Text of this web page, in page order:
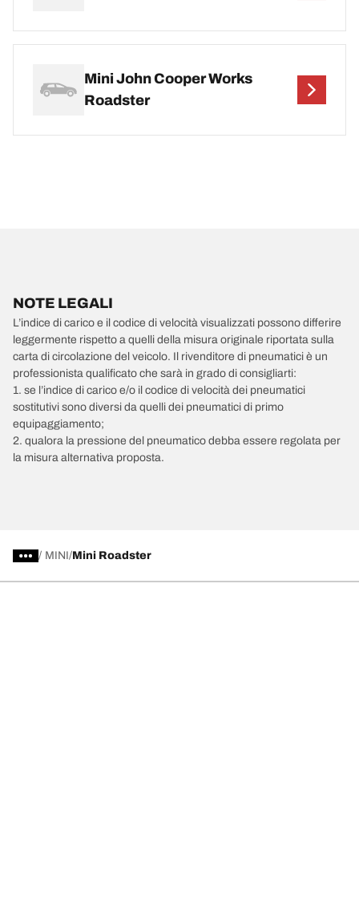
Mini John Cooper Works
Roadster
NOTE LEGALI
L’indice di carico e il codice di velocità visualizzati possono differire
leggermente rispetto a quelli della misura originale riportata sulla
carta di circolazione del veicolo. Il rivenditore di pneumatici è un
professionista qualificato che sarà in grado di consigliarti:
1. se l’indice di carico e/o il codice di velocità dei pneumatici
sostitutivi sono diversi da quelli dei pneumatici di primo
equipaggiamento;
2. qualora la pressione del pneumatico debba essere regolata per
la misura alternativa proposta.
/ MINI Mini Roadster